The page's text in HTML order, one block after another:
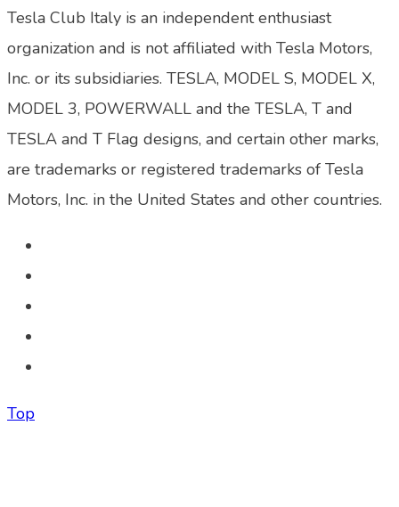
Tesla Club Italy is an independent enthusiast
organization and is not affiliated with Tesla Motors,
Inc. or its subsidiaries. TESLA, MODEL S, MODEL X,
MODEL 3, POWERWALL and the TESLA, T and
TESLA and T Flag designs, and certain other marks,
are trademarks or registered trademarks of Tesla
Motors, Inc. in the United States and other countries.
Top